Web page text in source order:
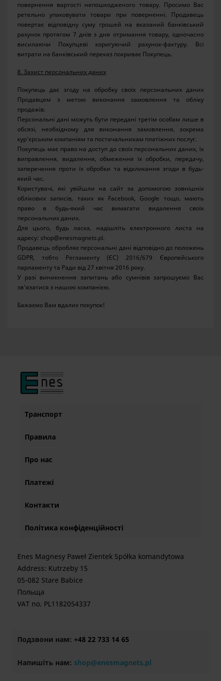
повернення вартості непошкодженого товару. Просимо Вас
ретельно упаковувати товари при поверненні. Продавець
повертає відповідну суму грошей на вказаний банківський
рахунок протягом 7 днів з дня отримання товару, одночасно
висилаючи Покупцеві коригуючий рахунок-фактуру. Всі
витрати на банківський переказ покриває Покупець.
8. Захист персональних даних
Покупець дає згоду на обробку своїх персональних даних
Продавцем з метою виконання замовлення та обліку
продажів.
Персональні дані можуть бути передані третім особам лише в
обсязі, необхідному для виконання замовлення, зокрема
кур'єрським компаніям та постачальникам платіжних послуг.
Покупець має право на доступ до своїх персональних даних, їх
виправлення, видалення, обмеження їх обробки, передачу,
заперечення проти їх обробки та відкликання згоди в будь-
який час.
Користувачі, які увійшли на сайт за допомогою зовнішніх
облікових записів, таких як Facebook, Google тощо, мають
право в будь-який час вимагати видалення своїх
персональних даних.
Для цього, будь ласка, надішліть електронного листа на
адресу: shop@enesmagnets.pl.
Продавець обробляє персональні дані відповідно до положень
GDPR, тобто Регламенту (ЄС) 2016/679 Європейського
парламенту та Ради від 27 квітня 2016 року.
У разі виникнення запитань або сумнівів запрошуємо Вас
зв'язатися з нашою компанією.
Бажаємо Вам вдалих покупок!
Транспорт
Правила
Про нас
Платежі
Контакти
Політика конфіденційності
Enes Magnesy Paweł Zientek Spółka komandytowa
Address: Kutrzeby 15
05-082 Stare Babice
Польща
VAT no. PL1182054337
Подзвони нам: +48 22 733 14 65
Напишіть нам: shop@enesmagnets.pl